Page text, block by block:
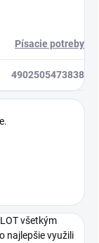
Písacie potreby
4902505473838
všetkým
najlepšie využili